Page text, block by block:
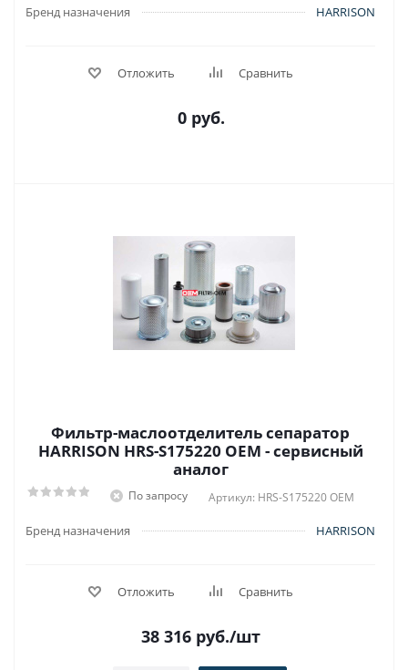
Бренд назначения HARRISON
Отложить Сравнить
0 руб.
Фильтр-маслоотделитель сепаратор
HARRISON HRS-S175220 OEM - сервисный
аналог
По запросу Артикул: HRS-S175220 OEM
Бренд назначения HARRISON
Отложить Сравнить
38 316 руб./шт